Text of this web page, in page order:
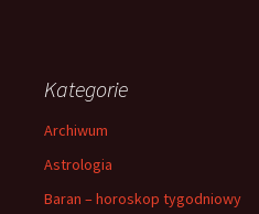
Kategorie
Archiwum
Astrologia
Baran – horoskop tygodniowy